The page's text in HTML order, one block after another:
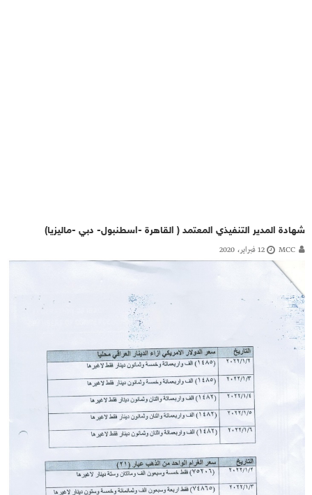
شهادة المدير التنفيذي المعتمد ( القاهرة -اسطنبول- دبي -ماليزيا)
MCC 12 فبراير، 2020